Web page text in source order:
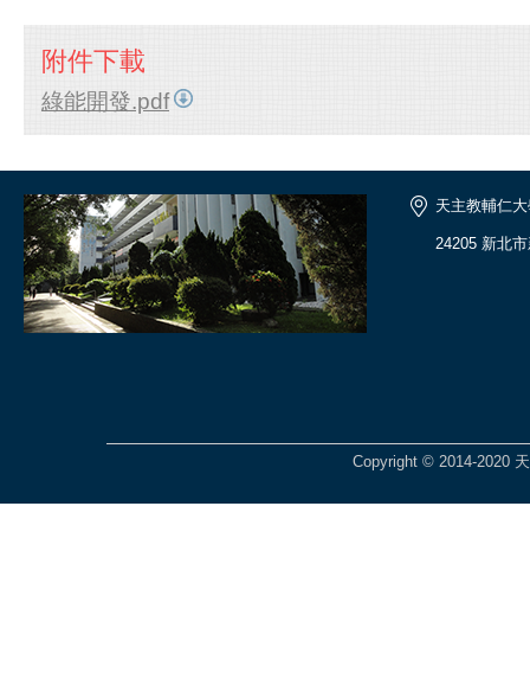
附件下載
綠能開發.pdf
天主教輔仁
24205 新北
Copyright © 2014-2020